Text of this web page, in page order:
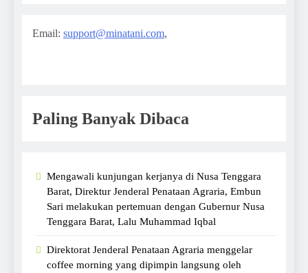
Email: support@minatani.com,
Paling Banyak Dibaca
Mengawali kunjungan kerjanya di Nusa Tenggara
Barat, Direktur Jenderal Penataan Agraria, Embun
Sari melakukan pertemuan dengan Gubernur Nusa
Tenggara Barat, Lalu Muhammad Iqbal
Direktorat Jenderal Penataan Agraria menggelar
coffee morning yang dipimpin langsung oleh